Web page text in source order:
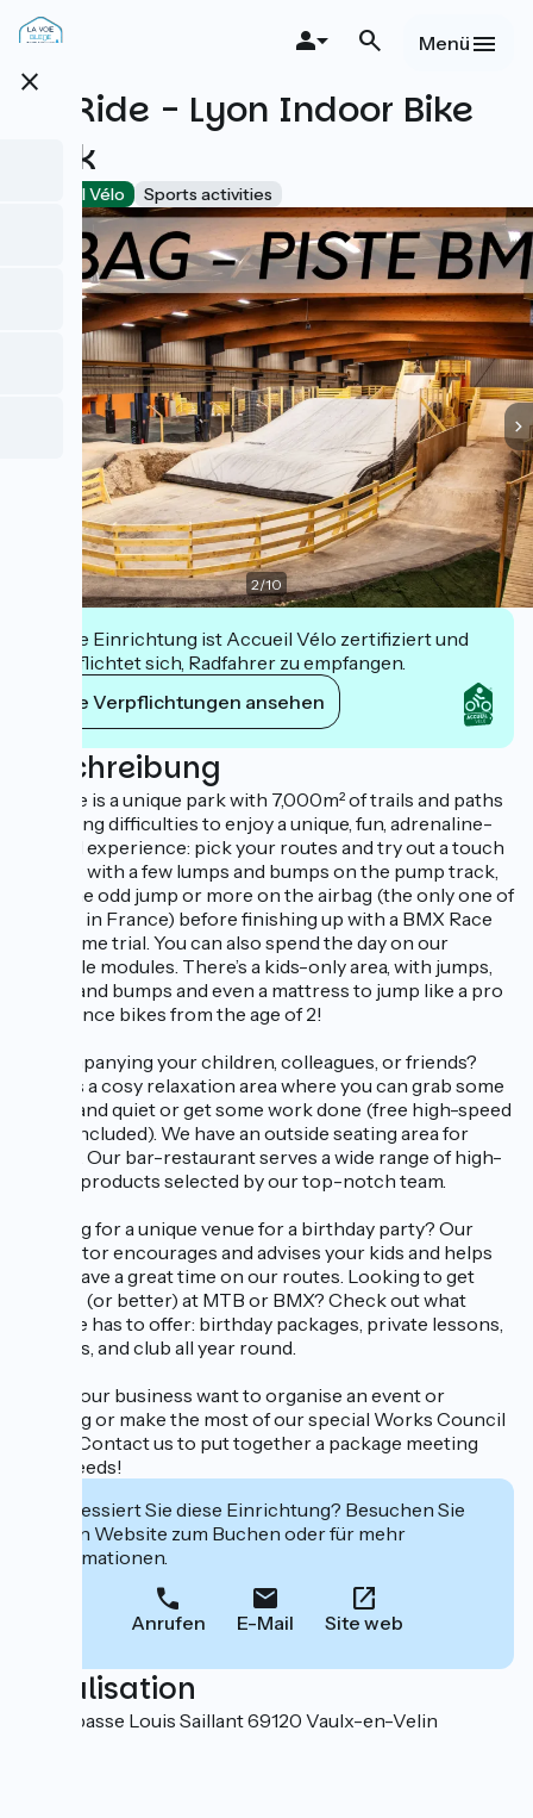
Direkt
zum
close
Menü
WeRide - Lyon Indoor Bike
Park
Accueil Vélo Sports activities
2/10
Diese Einrichtung ist Accueil Vélo zertifiziert und
verpflichtet sich, Radfahrer zu empfangen.
Ihre Verpflichtungen ansehen
Beschreibung
WeRide is a unique park with 7,000m² of trails and paths
of varying difficulties to enjoy a unique, fun, adrenaline-
packed experience: pick your routes and try out a touch
of MTB with a few lumps and bumps on the pump track,
then the odd jump or more on the airbag (the only one of
its kind in France) before finishing up with a BMX Race
track time trial. You can also spend the day on our
freestyle modules. There’s a kids-only area, with jumps,
lumps and bumps and even a mattress to jump like a pro
on balance bikes from the age of 2!
Accompanying your children, colleagues, or friends?
There’s a cosy relaxation area where you can grab some
peace and quiet or get some work done (free high-speed
Wi-Fi included). We have an outside seating area for
breaks. Our bar-restaurant serves a wide range of high-
quality products selected by our top-notch team.
Looking for a unique venue for a birthday party? Our
instructor encourages and advises your kids and helps
them have a great time on our routes. Looking to get
started (or better) at MTB or BMX? Check out what
WeRide has to offer: birthday packages, private lessons,
courses, and club all year round.
Does your business want to organise an event or
meeting or make the most of our special Works Council
rates? Contact us to put together a package meeting
your needs!
Interessiert Sie diese Einrichtung? Besuchen Sie
deren Website zum Buchen oder für mehr
Informationen.
Anrufen E-Mail Site web
Localisation
5-7 impasse Louis Saillant 69120 Vaulx-en-Velin